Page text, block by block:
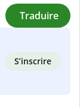
Traduire
S’inscrire